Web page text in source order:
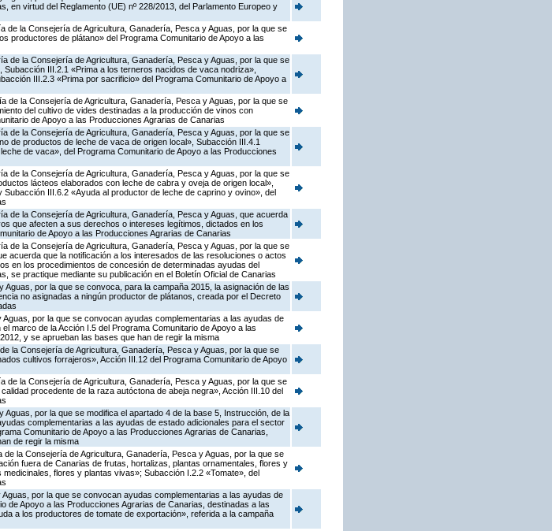
en virtud del Reglamento (UE) nº 228/2013, del Parlamento Europeo y
de la Consejería de Agricultura, Ganadería, Pesca y Aguas, por la que se
productores de plátano» del Programa Comunitario de Apoyo a las
de la Consejería de Agricultura, Ganadería, Pesca y Aguas, por la que se
III.2.1 «Prima a los terneros nacidos de vaca nodriza»,
III.2.3 «Prima por sacrificio» del Programa Comunitario de Apoyo a
de la Consejería de Agricultura, Ganadería, Pesca y Aguas, por la que se
del cultivo de vides destinadas a la producción de vinos con
de Apoyo a las Producciones Agrarias de Canarias
de la Consejería de Agricultura, Ganadería, Pesca y Aguas, por la que se
de productos de leche de vaca de origen local», Subacción III.4.1
de vaca», del Programa Comunitario de Apoyo a las Producciones
de la Consejería de Agricultura, Ganadería, Pesca y Aguas, por la que se
lácteos elaborados con leche de cabra y oveja de origen local»,
III.6.2 «Ayuda al productor de leche de caprino y ovino», del
de la Consejería de Agricultura, Ganadería, Pesca y Aguas, que acuerda
que afecten a sus derechos o intereses legítimos, dictados en los
de Apoyo a las Producciones Agrarias de Canarias
de la Consejería de Agricultura, Ganadería, Pesca y Aguas, por la que se
acuerda que la notificación a los interesados de las resoluciones o actos
en los procedimientos de concesión de determinadas ayudas del
se practique mediante su publicación en el Boletín Oficial de Canarias
por la que se convoca, para la campaña 2015, la asignación de las
no asignadas a ningún productor de plátanos, creada por el Decreto
por la que se convocan ayudas complementarias a las ayudas de
marco de la Acción I.5 del Programa Comunitario de Apoyo a las
y se aprueban las bases que han de regir la misma
la Consejería de Agricultura, Ganadería, Pesca y Aguas, por la que se
cultivos forrajeros», Acción III.12 del Programa Comunitario de Apoyo
de la Consejería de Agricultura, Ganadería, Pesca y Aguas, por la que se
procedente de la raza autóctona de abeja negra», Acción III.10 del
por la que se modifica el apartado 4 de la base 5, Instrucción, de la
complementarias a las ayudas de estado adicionales para el sector
Comunitario de Apoyo a las Producciones Agrarias de Canarias,
de regir la misma
la Consejería de Agricultura, Ganadería, Pesca y Aguas, por la que se
fuera de Canarias de frutas, hortalizas, plantas ornamentales, flores y
flores y plantas vivas»; Subacción I.2.2 «Tomate», del
por la que se convocan ayudas complementarias a las ayudas de
de Apoyo a las Producciones Agrarias de Canarias, destinadas a las
a los productores de tomate de exportación», referida a la campaña